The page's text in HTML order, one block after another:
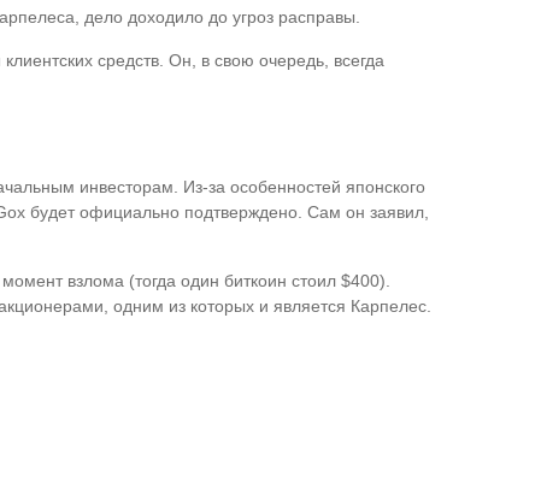
дело доходило до угроз расправы.
средств. Он, в свою очередь, всегда
инвесторам. Из-за особенностей японского
будет официально подтверждено. Сам он заявил,
взлома (тогда один биткоин стоил $400).
одним из которых и является Карпелес.